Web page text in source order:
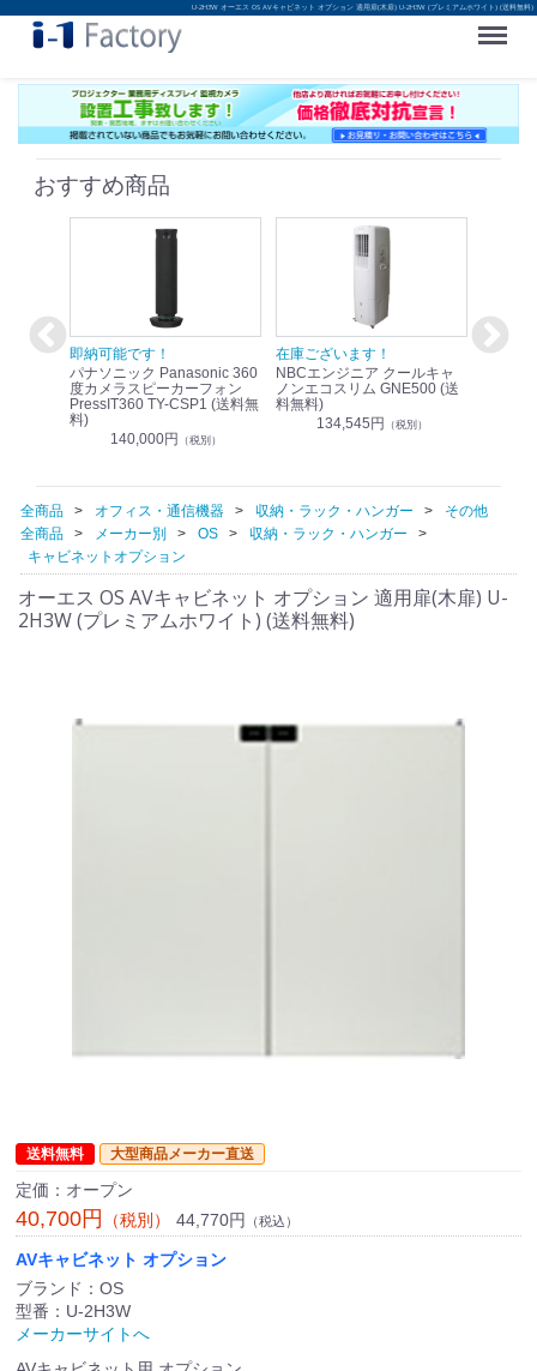
U-2H3W オーエス OS AVキャビネット オプション 適用扉(木扉) U-2H3W (プレミアムホワイト) (送料無料)
Menu
おすすめ商品
即納可能です！
パナソニック Panasonic 360
度カメラスピーカーフォン
PressIT360 TY-CSP1 (送料無
料)
140,000円 （税別）
在庫ございます！
NBCエンジニア クールキャ
ノンエコスリム GNE500 (送
料無料)
134,545円 （税別）
即納可
全商品 オフィス・通信機器 収納・ラック・ハンガー
その他
全商品
メーカー別 OS
収納・ラック・ハンガー
キャビネットオプション
オーエス OS AVキャビネット オプション 適用扉(木扉) U-
2H3W (プレミアムホワイト) (送料無料)
送料無料 大型商品メーカー直送
定価：オープン
40,700円 （税別） 44,770円 （税込）
AVキャビネット オプション
ブランド：OS
型番：U-2H3W
メーカーサイトへ